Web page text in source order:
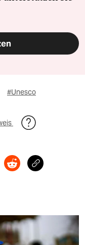
#Unesco